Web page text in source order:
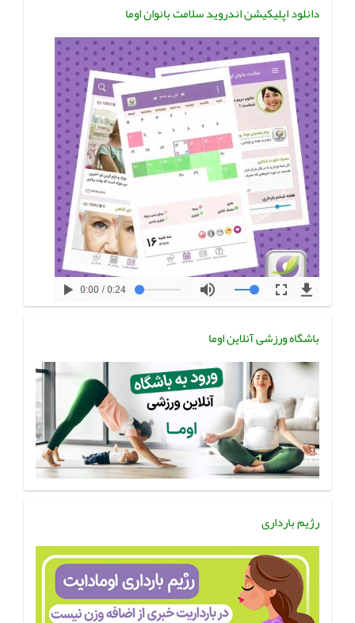
دانلود اپلیکیشن اندروید سلامت بانوان اوما
باشگاه ورزشی آنلاین اوما
رژیم بارداری